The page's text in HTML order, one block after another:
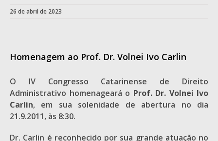
26 de abril de 2023
Homenagem ao Prof. Dr. Volnei Ivo Carlin
O IV Congresso Catarinense de Direito
Administrativo homenageará o Prof. Dr. Volnei Ivo
Carlin, em sua solenidade de abertura no dia
21.9.2011, às 8:30.
Dr. Carlin é reconhecido por sua grande atuação no